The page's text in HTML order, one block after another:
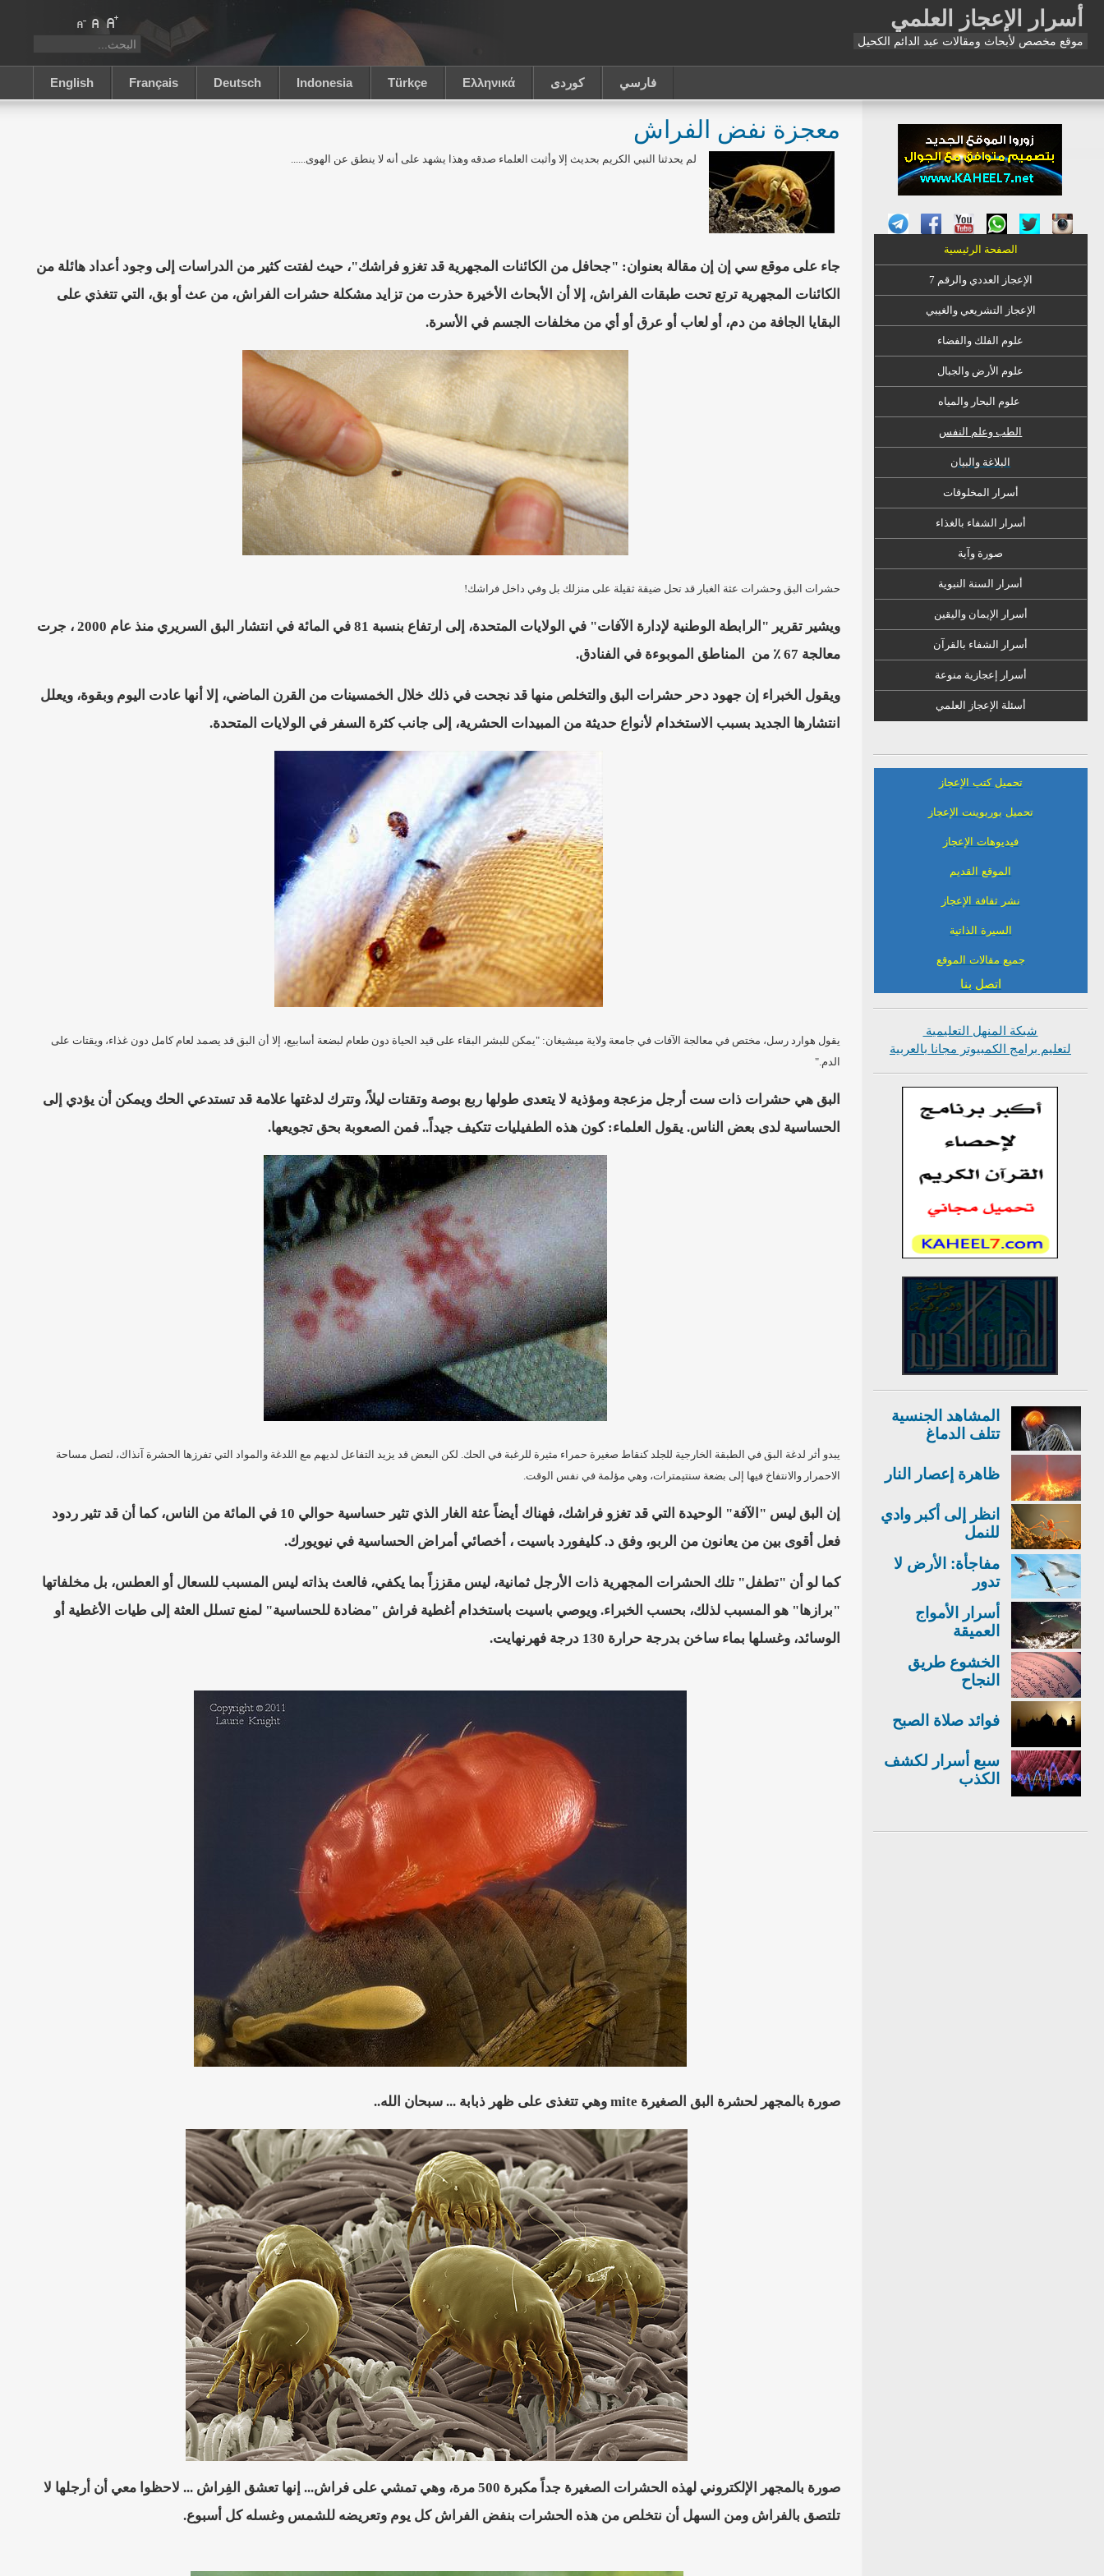
أسرار الإعجاز العلمي
موقع مخصص لأبحاث ومقالات عبد الدائم الكحيل
English Français Deutsch Indonesia Türkçe Ελληνικά كوردى فارسي
معجزة نفض الفراش
لم يحدثنا النبي الكريم بحديث إلا وأثبت العلماء صدقه وهذا يشهد على أنه لا ينطق عن الهوى......
جاء على موقع سي إن إن مقالة بعنوان: "جحافل من الكائنات المجهرية قد تغزو فراشك"، حيث لفتت كثير من الدراسات إلى وجود أعداد هائلة من
الكائنات المجهرية ترتع تحت طبقات الفراش، إلا أن الأبحاث الأخيرة حذرت من تزايد مشكلة حشرات الفراش، من عث أو بق، التي تتغذي على
البقايا الجافة من دم، أو لعاب أو عرق أو أي من مخلفات الجسم في الأسرة.
حشرات البق وحشرات عثة الغبار قد تحل ضيقة ثقيلة على منزلك بل وفي داخل فراشك!
ويشير تقرير "الرابطة الوطنية لإدارة الآفات" في الولايات المتحدة، إلى ارتفاع بنسبة 81 في المائة في انتشار البق السريري منذ عام 2000 ، جرت
معالجة 67 ٪ من
المناطق الموبوءة في الفنادق.
ويقول الخبراء إن جهود دحر حشرات البق والتخلص منها قد نجحت في ذلك خلال الخمسينات من القرن الماضي، إلا أنها عادت اليوم وبقوة، ويعلل
انتشارها الجديد بسبب الاستخدام لأنواع حديثة من المبيدات الحشرية، إلى جانب كثرة السفر في الولايات المتحدة.
يقول هوارد رسل، مختص في معالجة الآفات في جامعة ولاية ميشيغان: "يمكن للبشر البقاء على قيد الحياة دون طعام لبضعة أسابيع، إلا أن البق قد يصمد لعام كامل دون غذاء، ويقتات على
الدم."
البق هي حشرات ذات ست أرجل مزعجة ومؤذية لا يتعدى طولها ربع بوصة وتقتات ليلاً، وتترك لدغتها علامة قد تستدعي الحك ويمكن أن يؤدي إلى
الحساسية لدى بعض الناس. يقول العلماء: كون هذه الطفيليات تتكيف جيداً.. فمن الصعوبة بحق تجويعها.
يبدو أثر لدغة البق في الطبقة الخارجية للجلد كنقاط صغيرة حمراء مثيرة للرغبة في الحك. لكن البعض قد يزيد التفاعل لديهم مع اللدغة والمواد التي تفرزها الحشرة آنذاك، لتصل مساحة
الاحمرار والانتفاخ فيها إلى بضعة سنتيمترات، وهي مؤلمة في نفس الوقت.
إن البق ليس "الآفة" الوحيدة التي قد تغزو فراشك، فهناك أيضاً عثة الغار الذي تثير حساسية حوالي 10 في المائة من الناس، كما أن قد تثير ردود
فعل أقوى بين من يعانون من الربو، وفق د. كليفورد باسيت ، أخصائي أمراض الحساسية في نيويورك.
كما لو أن "تطفل" تلك الحشرات المجهرية ذات الأرجل ثمانية، ليس مقززاً بما يكفي، فالعث بذاته ليس المسبب للسعال أو العطس، بل مخلفاتها
"برازها" هو المسبب لذلك، بحسب الخبراء. ويوصي باسيت باستخدام أغطية فراش "مضادة للحساسية" لمنع تسلل العثة إلى طيات الأغطية أو
الوسائد، وغسلها بماء ساخن بدرجة حرارة 130 درجة فهرنهايت.
صورة بالمجهر لحشرة البق الصغيرة mite وهي تتغذى على ظهر ذبابة ... سبحان الله..
صورة بالمجهر الإلكتروني لهذه الحشرات الصغيرة جداً مكبرة 500 مرة، وهي تمشي على فراش... إنها تعشق الفِراش ... لاحظوا معي أن أرجلها لا
تلتصق بالفراش ومن السهل أن نتخلص من هذه الحشرات بنفض الفراش كل يوم وتعريضه للشمس وغسله كل أسبوع.
الصفحة الرئيسية
الإعجاز العددي والرقم 7
الإعجاز التشريعي والغيبي
علوم الفلك والفضاء
علوم الأرض والجبال
علوم البحار والمياه
الطب وعلم النفس
البلاغة والبيان
أسرار المخلوقات
أسرار الشفاء بالغذاء
صورة وآية
أسرار السنة النبوية
أسرار الإيمان واليقين
أسرار الشفاء بالقرآن
أسرار إعجازية منوعة
أسئلة الإعجاز العلمي
تحميل كتب الإعجاز
تحميل بوربوينت الإعجاز
فيديوهات الإعجاز
الموقع القديم
نشر ثقافة الإعجاز
السيرة الذاتية
جميع مقالات الموقع
اتصل بنا
شبكة المنهل التعليمية
لتعليم برامج الكمبيوتر مجانا بالعربية
المشاهد الجنسية
تتلف الدماغ
ظاهرة إعصار النار
انظر إلى أكبر وادي
للنمل
مفاجأة: الأرض لا
تدور
أسرار الأمواج
العميقة
الخشوع طريق
النجاح
فوائد صلاة الصبح
سبع أسرار لكشف
الكذب